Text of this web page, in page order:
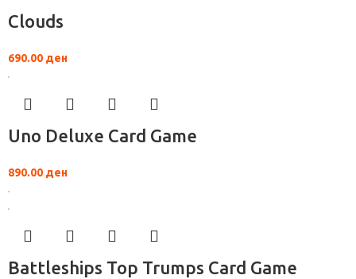
Clouds
690.00 ден
Uno Deluxe Card Game
890.00 ден
Battleships Top Trumps Card Game